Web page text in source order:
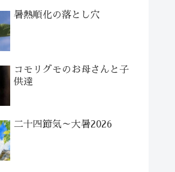
暑熱順化の落とし穴
コモリグモのお母さんと子
供達
二十四節気～大暑2026